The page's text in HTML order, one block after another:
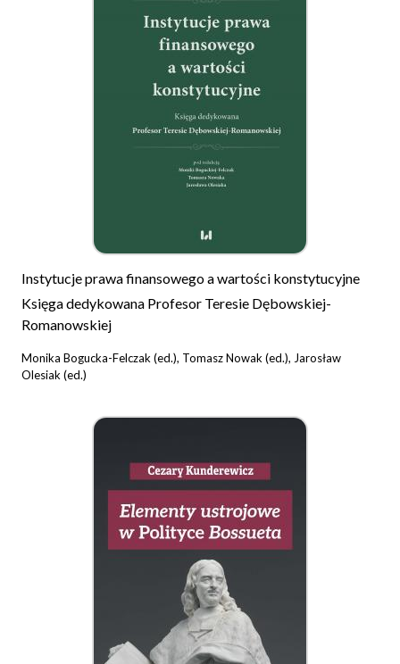
Instytucje prawa finansowego a wartości konstytucyjne
Księga dedykowana Profesor Teresie Dębowskiej-
Romanowskiej
Monika Bogucka-Felczak (ed.), Tomasz Nowak (ed.), Jarosław
Olesiak (ed.)